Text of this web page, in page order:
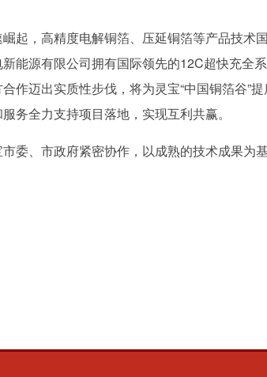
起，高精度电解铜箔、压延铜箔等产品技术
能源有限公司拥有国际领先的12C超快充全
作迈出实质性步伐，将为灵宝“中国铜箔谷”
务全力支持项目落地，实现互利共赢。
委、市政府紧密协作，以成熟的技术成果为